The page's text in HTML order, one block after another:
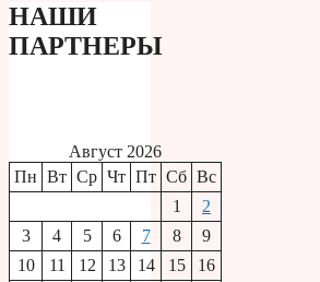
НАШИ
ПАРТНЕРЫ
Август 2026
Пн Вт Ср Чт Пт Сб Вс
1
2
3
4 5 6 7 8
9
10
11 12 13 14 15
16